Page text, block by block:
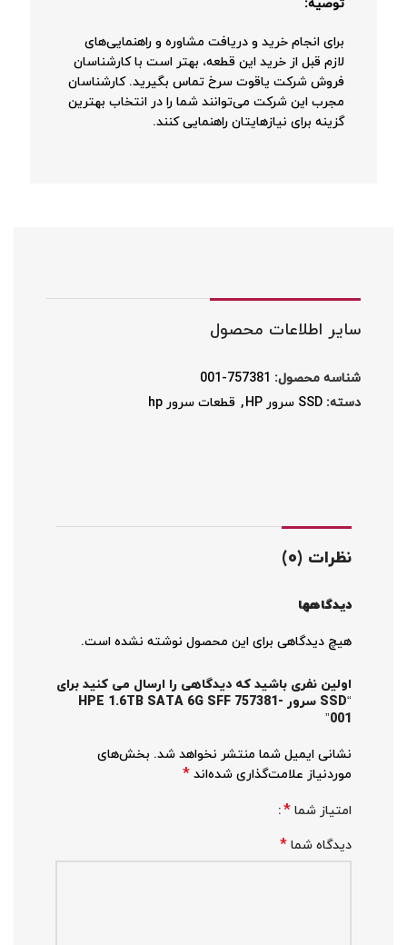
توصیه:
برای انجام خرید و دریافت مشاوره و راهنمایی‌های
لازم قبل از خرید این قطعه، بهتر است با کارشناسان
فروش شرکت یاقوت سرخ تماس بگیرید. کارشناسان
مجرب این شرکت می‌توانند شما را در انتخاب بهترین
گزینه برای نیازهایتان راهنمایی کنند.
سایر اطلاعات محصول
شناسه محصول: 757381-001
دسته: SSD سرور HP , قطعات سرور hp
نظرات (0)
دیدگاهها
هیچ دیدگاهی برای این محصول نوشته نشده است.
اولین نفری باشید که دیدگاهی را ارسال می کنید برای
“SSD سرور HPE 1.6TB SATA 6G SFF 757381-
001”
نشانی ایمیل شما منتشر نخواهد شد. بخش‌های
موردنیاز علامت‌گذاری شده‌اند *
امتیاز شما *
دیدگاه شما *